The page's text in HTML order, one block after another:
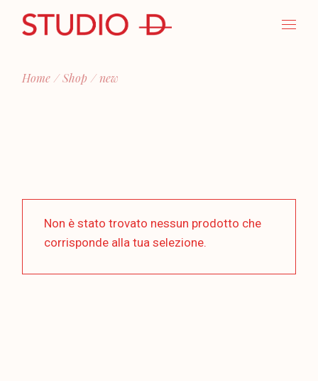
Home Shop new
Non è stato trovato nessun prodotto che
corrisponde alla tua selezione.